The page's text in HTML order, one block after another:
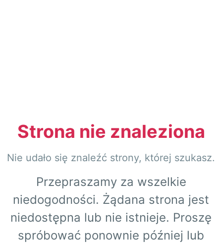
Strona nie znaleziona
Nie udało się znaleźć strony, której szukasz.
Przepraszamy za wszelkie
niedogodności. Żądana strona jest
niedostępna lub nie istnieje. Proszę
spróbować ponownie później lub